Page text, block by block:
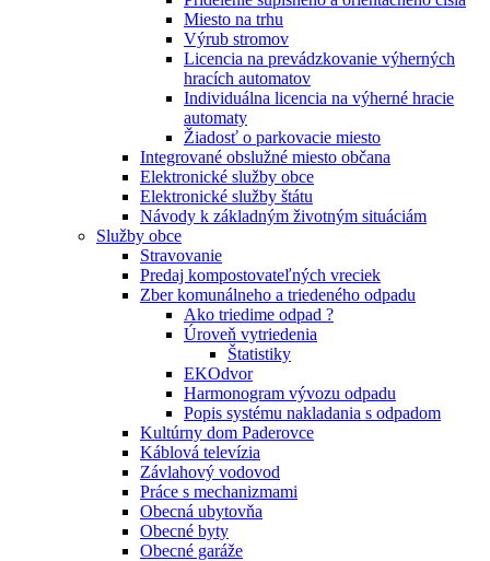
Miesto na trhu
Výrub stromov
Licencia na prevádzkovanie výherných
hracích automatov
Individuálna licencia na výherné hracie
automaty
Žiadosť o parkovacie miesto
Integrované obslužné miesto občana
Elektronické služby obce
Elektronické služby štátu
Návody k základným životným situáciám
Služby obce
Stravovanie
Predaj kompostovateľných vreciek
Zber komunálneho a triedeného odpadu
Ako triedime odpad ?
Úroveň vytriedenia
Štatistiky
EKOdvor
Harmonogram vývozu odpadu
Popis systému nakladania s odpadom
Kultúrny dom Paderovce
Káblová televízia
Závlahový vodovod
Práce s mechanizmami
Obecná ubytovňa
Obecné byty
Obecné garáže